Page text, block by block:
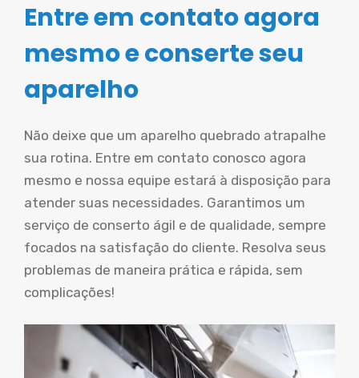
Entre em contato agora
mesmo e conserte seu
aparelho
Não deixe que um aparelho quebrado atrapalhe
sua rotina. Entre em contato conosco agora
mesmo e nossa equipe estará à disposição para
atender suas necessidades. Garantimos um
serviço de conserto ágil e de qualidade, sempre
focados na satisfação do cliente. Resolva seus
problemas de maneira prática e rápida, sem
complicações!